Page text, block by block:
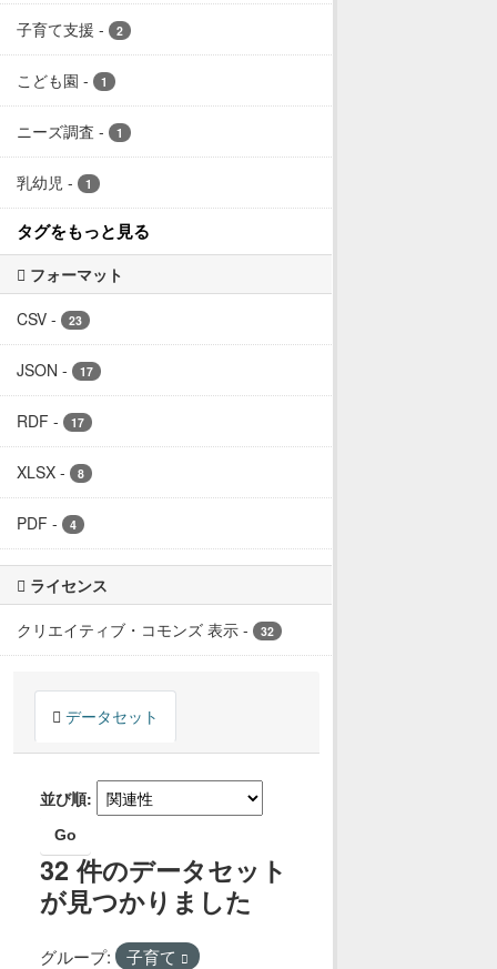
子育て支援 - 2
こども園 - 1
ニーズ調査 - 1
乳幼児 - 1
タグをもっと見る
フォーマット
CSV - 23
JSON - 17
RDF - 17
XLSX - 8
PDF - 4
ライセンス
クリエイティブ・コモンズ 表示 - 32
データセット
並び順
Go
32 件のデータセット
が見つかりました
グループ: 子育て